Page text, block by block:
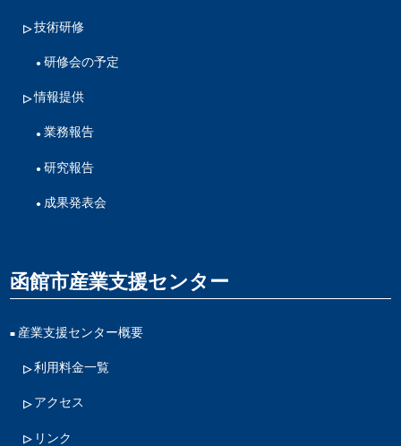
技術研修
研修会の予定
情報提供
業務報告
研究報告
成果発表会
函館市産業支援センター
産業支援センター概要
利用料金一覧
アクセス
リンク